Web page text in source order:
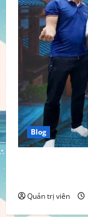
Blog
Quản trị viên